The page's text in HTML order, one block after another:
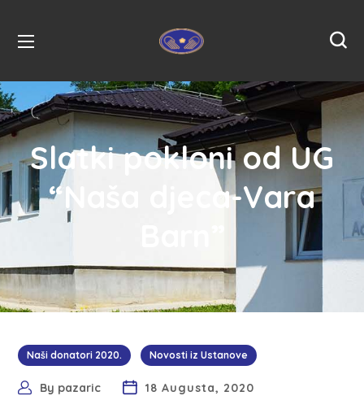
Slatki pokloni od UG
“Naša djeca-Vara
Naši donatori 2020. Novosti iz Ustanove
By pazaric
18 Augusta, 2020